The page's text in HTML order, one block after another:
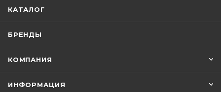
КАТАЛОГ
БРЕНДЫ
КОМПАНИЯ
ИНФОРМАЦИЯ